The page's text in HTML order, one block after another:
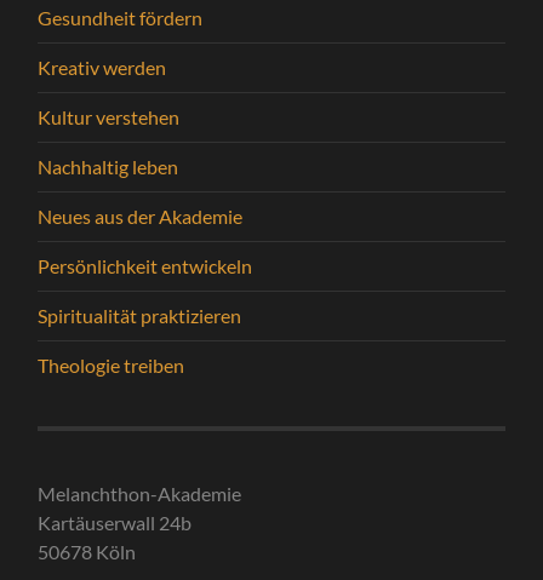
Gesundheit fördern
Kreativ werden
Kultur verstehen
Nachhaltig leben
Neues aus der Akademie
Persönlichkeit entwickeln
Spiritualität praktizieren
Theologie treiben
Melanchthon-Akademie
Kartäuserwall 24b
50678 Köln